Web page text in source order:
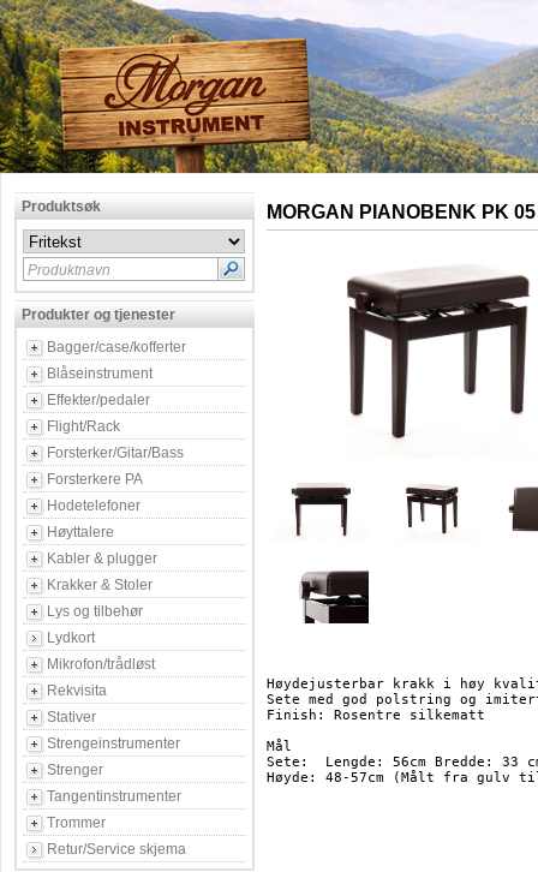
Produktsøk
Produktnavn
Produkter og tjenester
Bagger/case/kofferter
Blåseinstrument
Effekter/pedaler
Flight/Rack
Forsterker/Gitar/Bass
Forsterkere PA
Hodetelefoner
Høyttalere
Kabler & plugger
Krakker & Stoler
Lys og tilbehør
Lydkort
Mikrofon/trådløst
Rekvisita
Stativer
Strengeinstrumenter
Strenger
Tangentinstrumenter
Trommer
Retur/Service skjema
MORGAN PIANOBENK PK
Høydejusterbar krakk i høy
Sete med god polstring og
Finish: Rosentre silkematt
Mål
Sete:  Lengde: 56cm Bredde: 33
Høyde: 48-57cm (Målt fra gulv